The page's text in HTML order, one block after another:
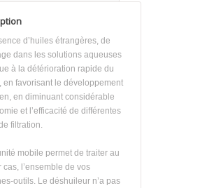
d’huiles étrangères, de
dans les solutions aqueuses
à la détérioration rapide du
en favorisant le développement
en diminuant considérable
et l’efficacité de différentes
filtration.
mobile permet de traiter au
cas, l’ensemble de vos
outils. Le déshuileur n’a pas